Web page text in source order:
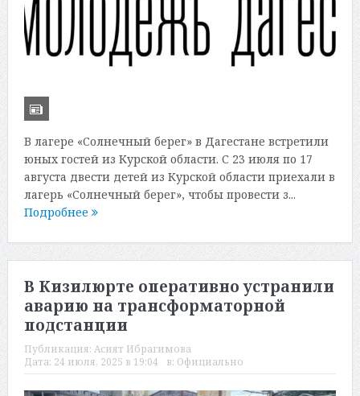
В лагере «Солнечный берег» в Дагестане встретили
юных гостей из Курской области. С 23 июля по 17
августа двести детей из Курской области приехали в
лагерь «Солнечный берег», чтобы провести з...
Подробнее
В Кизилюрте оперативно устранили
аварию на трансформаторной
подстанции
Публикация: Асият Ибрагимова
Дата: 24 июля, 2025 в 19:04 в: Официально